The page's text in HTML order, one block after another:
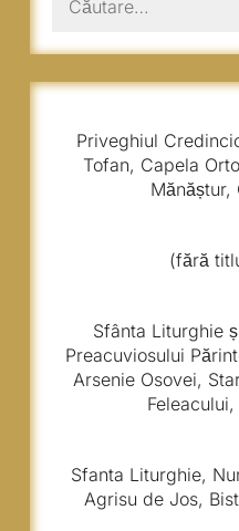
după:
Priveghiul
Tofan, Capela
Mănăștur,
(fără
Sfânta Liturghie
Preacuviosului
Arsenie Osovei,
Sfanta Liturghie,
Agrisu de Jos,